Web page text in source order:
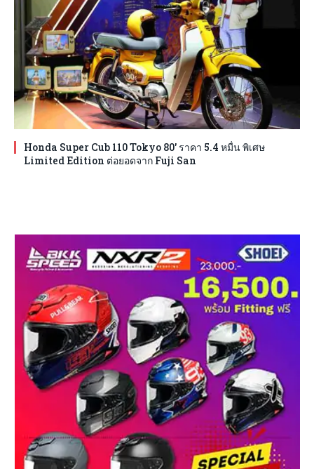
Honda Super Cub 110 Tokyo 80′ ราคา 5.4 หมื่น พิเศษ
Limited Edition ต่อยอดจาก Fuji San